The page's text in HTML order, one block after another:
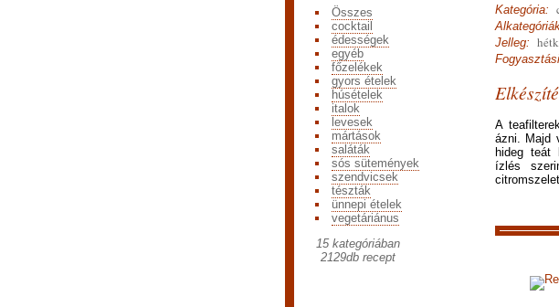
Összes
cocktail
édességek
egyéb
főzelékek
gyors ételek
húsételek
italok
levesek
mártások
saláták
sós sütemények
szendvicsek
tészták
ünnepi ételek
vegetáriánus
15 kategóriában
2129db recept
Kategória:
Jelleg:
A
ázni. Majd
hideg teát
ízlés